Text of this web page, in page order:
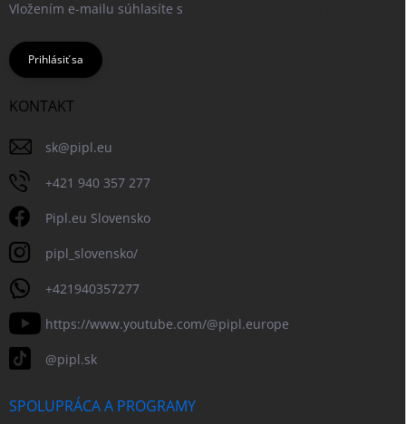
Vložením e-mailu súhlasíte s
Prihlásiť sa
KONTAKT
sk@pipl.eu
+421 940 357 277
Pipl.eu Slovensko
pipl_slovensko/
+421940357277
https://www.youtube.com/@pipl.europe
@pipl.sk
SPOLUPRÁCA A PROGRAMY